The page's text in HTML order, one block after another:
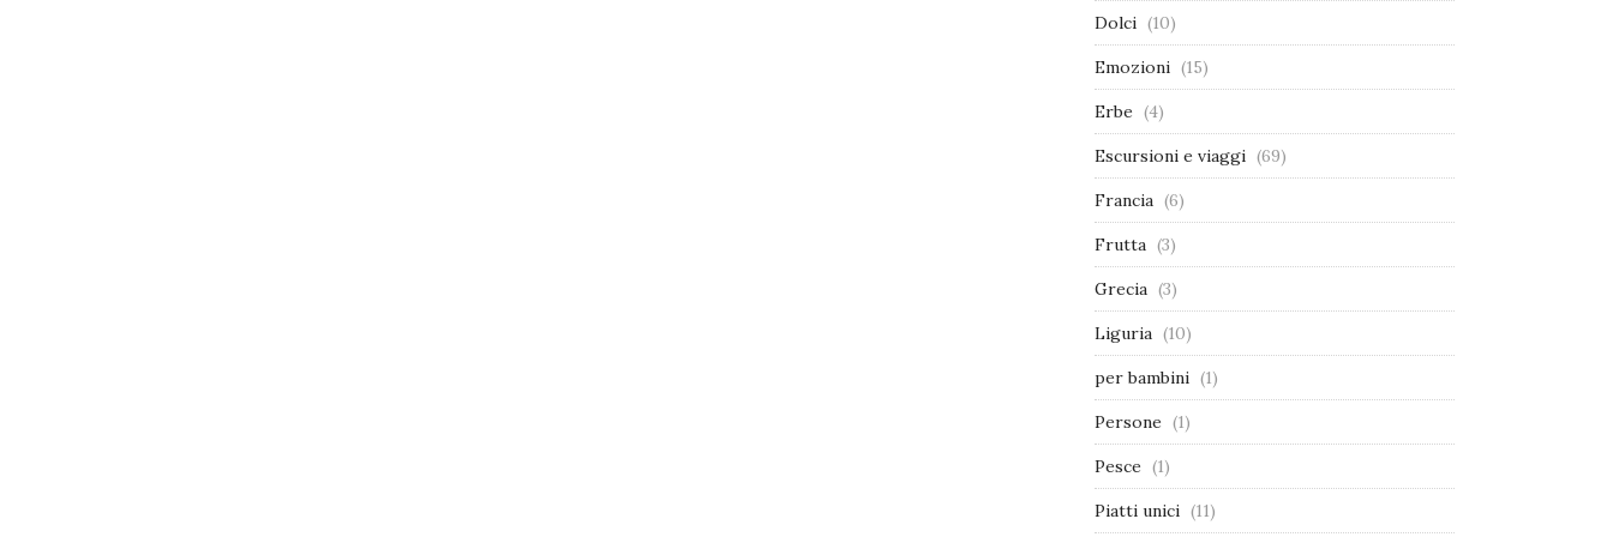
Dolci (10)
Emozioni (15)
Erbe (4)
Escursioni e viaggi (69)
Francia (6)
Frutta (3)
Grecia (3)
Liguria (10)
per bambini (1)
Persone (1)
Pesce (1)
Piatti unici (11)